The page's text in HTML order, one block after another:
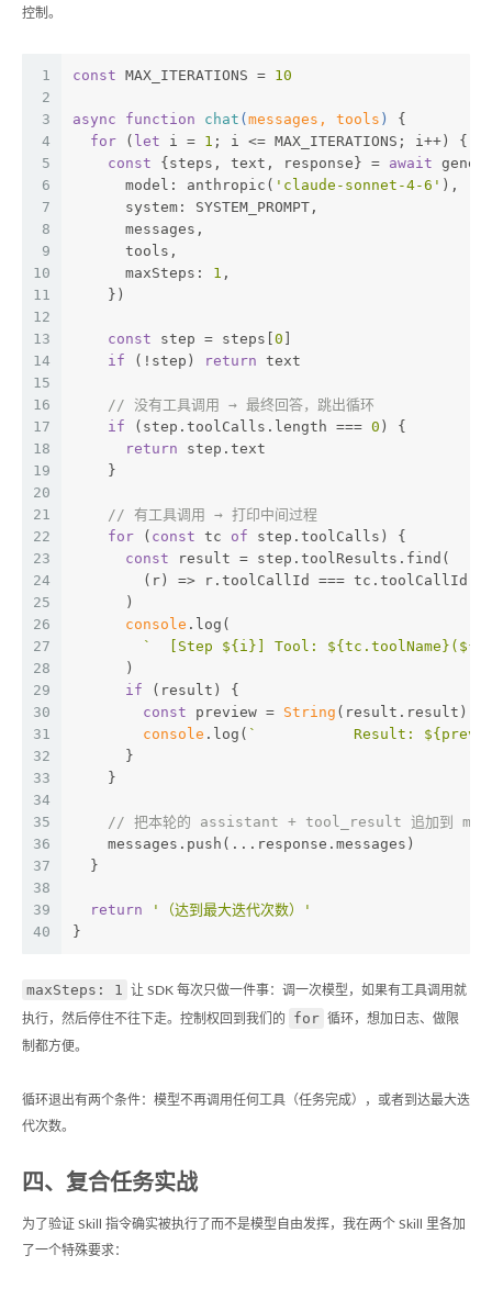
控制。
1
2
3
4
5
6
7
8
9
10
11
12
13
14
15
16
17
18
19
20
21
22
23
24
25
26
27
28
29
30
31
32
33
34
35
36
37
38
39
40
const MAX_ITERATIONS = 10
async function chat ( messages, tools ) {
for ( let i = 1 ; i <= MAX_ITERATIONS; i++) {
const {steps, text, response} = await
      model: anthropic(
'claude-sonnet-4-6' ),
      system: SYSTEM_PROMPT,
      messages,
      tools,
      maxSteps:
1 ,
    })
const step = steps[ 0
if (!step) return text
// 没有工具调用 → 最终回答，跳出循环
if (step.toolCalls.length === 0 ) {
return step.text
    }
// 有工具调用 → 打印中间过程
for ( const tc of step.toolCalls) {
const result = step.toolResults.find(
        (r) => r.toolCallId === tc.toolCallId,
      )
console .log(
`  [Step ${i} ] Tool: ${tc.toolName} ( ${
      )
if (result) {
const preview = String
console .log( `           Result:
      }
    }
// 把本轮的 assistant + tool_result 追加到
    messages.push(...response.messages)
  }
return
'（达到最大迭代次数）'
}
maxSteps: 1 让 SDK 每次只做一件事：调一次模型，如果有工具调用就
执行，然后停住不往下走。控制权回到我们的 for 循环，想加日志、做限
制都方便。
循环退出有两个条件：模型不再调用任何工具（任务完成），或者到达最大迭
代次数。
四、复合任务实战
为了验证 Skill 指令确实被执行了而不是模型自由发挥，我在两个 Skill 里各加
了一个特殊要求：